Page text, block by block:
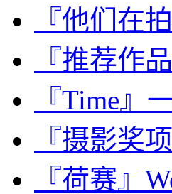
『他们在
『推荐作
『Time』
『摄影奖
『荷赛』